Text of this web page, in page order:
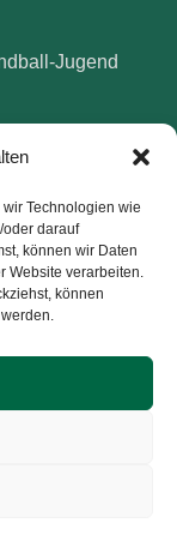
Technologien wie
darauf
können wir Daten
Website verarbeiten.
können
Jugend
Club von 1893